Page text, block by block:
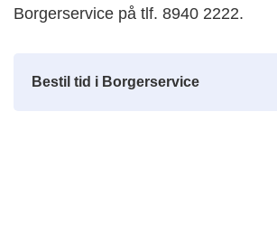
Borgerservice på tlf. 8940 2222.
Bestil tid i Borgerservice